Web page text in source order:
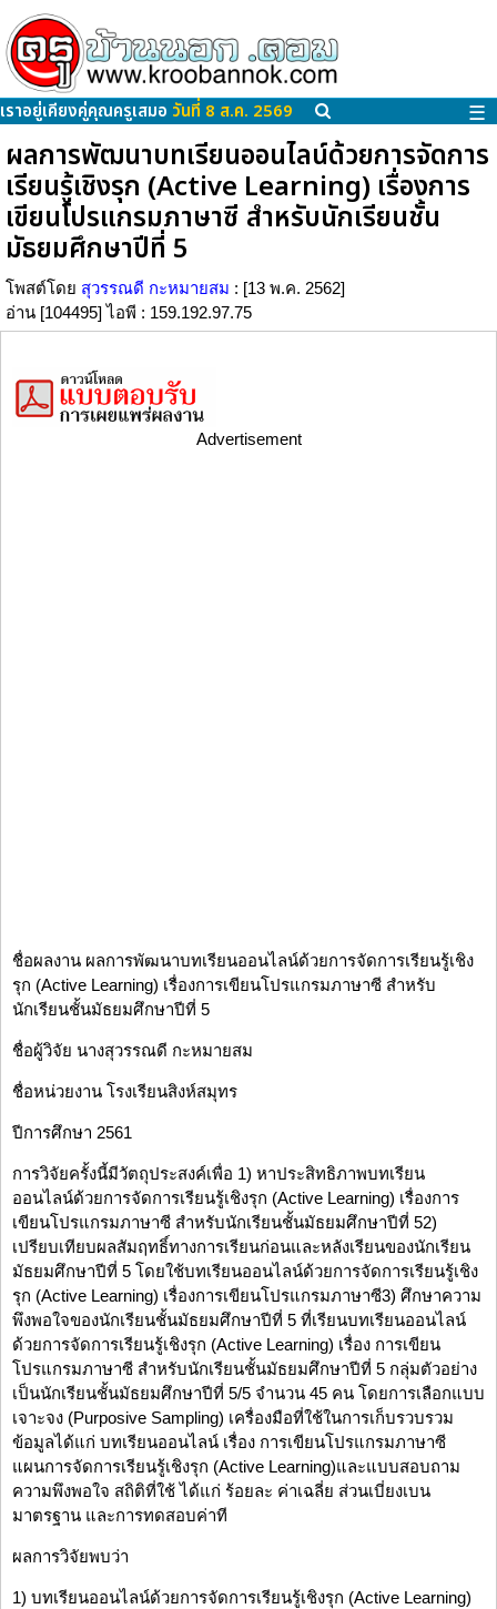
เราอยู่เคียงคู่คุณครูเสมอ วันที่ 8 ส.ค. 2569 ☰
ผลการพัฒนาบทเรียนออนไลน์ด้วยการจัดการ
เรียนรู้เชิงรุก (Active Learning) เรื่องการ
เขียนโปรแกรมภาษาซี สำหรับนักเรียนชั้น
มัธยมศึกษาปีที่ 5
โพสต์โดย สุวรรณดี กะหมายสม : [13 พ.ค. 2562]
อ่าน [104495] ไอพี : 159.192.97.75
Advertisement
ชื่อผลงาน ผลการพัฒนาบทเรียนออนไลน์ด้วยการจัดการเรียนรู้เชิง
รุก (Active Learning) เรื่องการเขียนโปรแกรมภาษาซี สำหรับ
นักเรียนชั้นมัธยมศึกษาปีที่ 5
ชื่อผู้วิจัย นางสุวรรณดี กะหมายสม
ชื่อหน่วยงาน โรงเรียนสิงห์สมุทร
ปีการศึกษา 2561
การวิจัยครั้งนี้มีวัตถุประสงค์เพื่อ 1) หาประสิทธิภาพบทเรียน
ออนไลน์ด้วยการจัดการเรียนรู้เชิงรุก (Active Learning) เรื่องการ
เขียนโปรแกรมภาษาซี สำหรับนักเรียนชั้นมัธยมศึกษาปีที่ 52)
เปรียบเทียบผลสัมฤทธิ์ทางการเรียนก่อนและหลังเรียนของนักเรียน
มัธยมศึกษาปีที่ 5 โดยใช้บทเรียนออนไลน์ด้วยการจัดการเรียนรู้เชิง
รุก (Active Learning) เรื่องการเขียนโปรแกรมภาษาซี3) ศึกษาความ
พึงพอใจของนักเรียนชั้นมัธยมศึกษาปีที่ 5 ที่เรียนบทเรียนออนไลน์
ด้วยการจัดการเรียนรู้เชิงรุก (Active Learning) เรื่อง การเขียน
โปรแกรมภาษาซี สำหรับนักเรียนชั้นมัธยมศึกษาปีที่ 5 กลุ่มตัวอย่าง
เป็นนักเรียนชั้นมัธยมศึกษาปีที่ 5/5 จำนวน 45 คน โดยการเลือกแบบ
เจาะจง (Purposive Sampling) เครื่องมือที่ใช้ในการเก็บรวบรวม
ข้อมูลได้แก่ บทเรียนออนไลน์ เรื่อง การเขียนโปรแกรมภาษาซี
แผนการจัดการเรียนรู้เชิงรุก (Active Learning)และแบบสอบถาม
ความพึงพอใจ สถิติที่ใช้ ได้แก่ ร้อยละ ค่าเฉลี่ย ส่วนเบี่ยงเบน
มาตรฐาน และการทดสอบค่าที
ผลการวิจัยพบว่า
1) บทเรียนออนไลน์ด้วยการจัดการเรียนรู้เชิงรุก (Active Learning)